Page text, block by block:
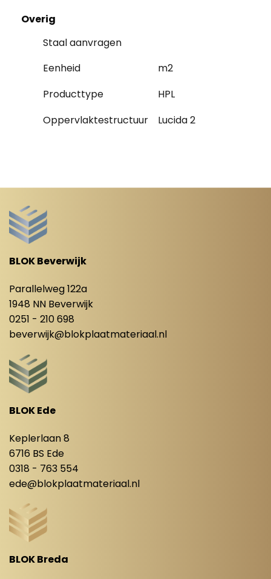
Overig
Staal aanvragen
Eenheid
m2
Producttype
HPL
Oppervlaktestructuur
Lucida 2
BLOK Beverwijk
Parallelweg 122a
1948 NN Beverwijk
0251 - 210 698
beverwijk@blokplaatmateriaal.nl
BLOK Ede
Keplerlaan 8
6716 BS Ede
0318 - 763 554
ede@blokplaatmateriaal.nl
BLOK Breda